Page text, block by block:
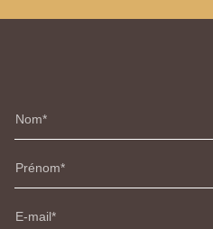
Nom
Prénom
E-mail